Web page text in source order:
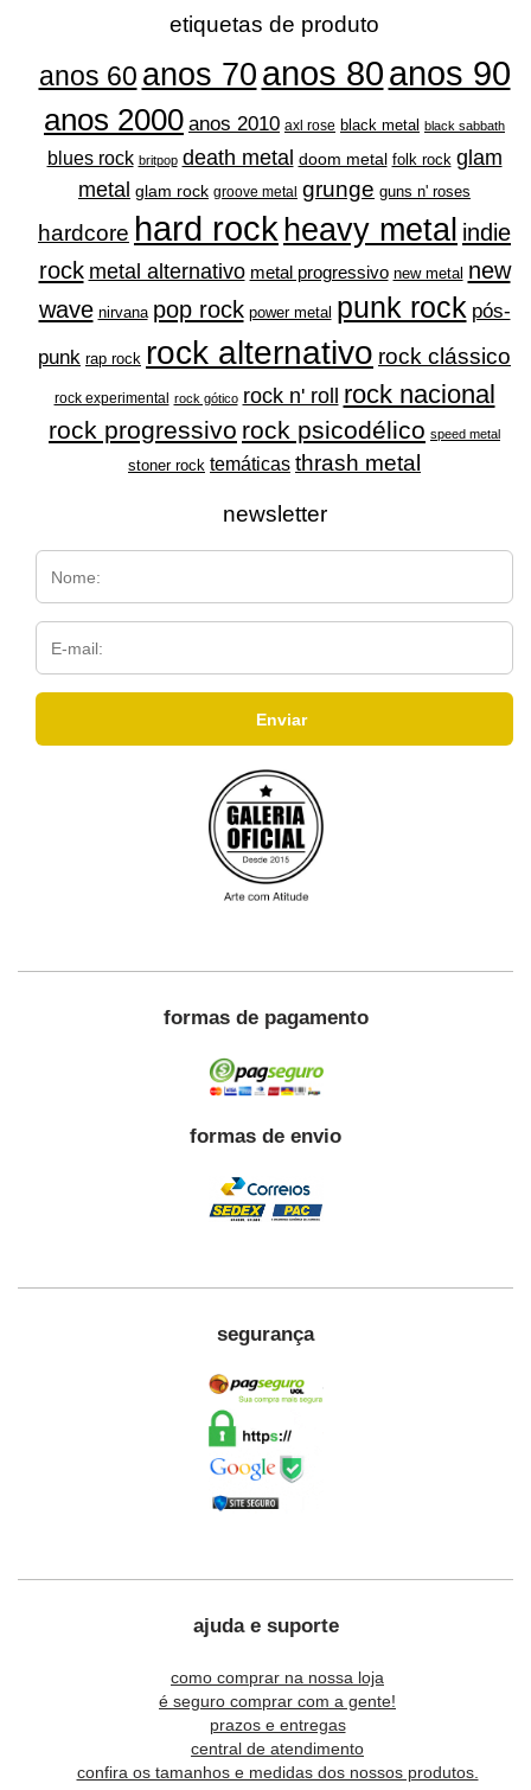
etiquetas de produto
anos 60 anos 70 anos 80anos 90
anos 2000 anos 2010 axl rose black metal black sabbath
blues rock britpop death metal doom metal folk rock glam
metal glam rock groove metal grunge guns n' roses
hardcore hard rock heavy metal indie
rock metal alternativo metal progressivo new metal new
wave nirvana pop rock power metal punk rock pós-
punk rap rock rock alternativo rock clássico
rock experimental rock gótico rock n' roll rock nacional
rock progressivo rock psicodélico speed metal
stoner rock temáticas thrash metal
newsletter
formas de pagamento
formas de envio
segurança
ajuda e suporte
como comprar na nossa loja
é seguro comprar com a gente!
prazos e entregas
central de atendimento
confira os tamanhos e medidas dos nossos produtos.